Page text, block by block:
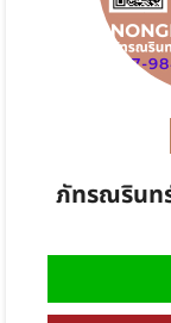
ภัทรณรินท